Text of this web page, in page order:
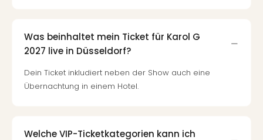
Was beinhaltet mein Ticket für Karol G
2027 live in Düsseldorf?
Dein Ticket inkludiert neben der Show auch eine
Übernachtung in einem Hotel.
Welche VIP-Ticketkategorien kann ich